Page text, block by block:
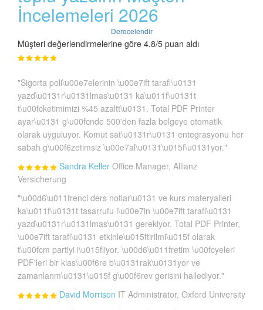
İncelemeleri 2026
Derecelendir
Müşteri değerlendirmelerine göre 4.8/5 puan aldı
"Sigorta poli\u00e7elerinin \u00e7ift tarafl\u0131
yazd\u0131r\u0131lmas\u0131 ka\u011f\u0131t
t\u00fcketimimizi %45 azaltt\u0131. Total PDF Printer
ayar\u0131 g\u00fcnde 500'den fazla belgeye otomatik
olarak uyguluyor. Komut sat\u0131r\u0131 entegrasyonu her
sabah g\u00f6zetimsiz \u00e7al\u0131\u015f\u0131yor."
Sandra Keller Office Manager, Allianz
Versicherung
"\u00d6\u011frenci ders notlar\u0131 ve kurs materyalleri
ka\u011f\u0131t tasarrufu i\u00e7in \u00e7ift tarafl\u0131
yazd\u0131r\u0131lmas\u0131 gerekiyor. Total PDF Printer,
\u00e7ift tarafl\u0131 etkinle\u015ftirilmi\u015f olarak
t\u00fcm partiyi i\u015fliyor. \u00d6\u011fretim \u00fcyeleri
PDF'leri bir klas\u00f6re b\u0131rak\u0131yor ve
zamanlanm\u0131\u015f g\u00f6rev gerisini hallediyor."
David Morrison IT Administrator, Oxford University